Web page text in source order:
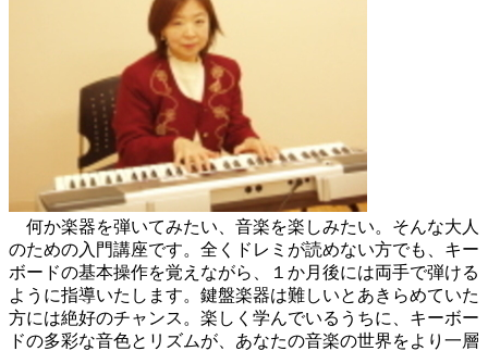
何か楽器を弾いてみたい、音楽を楽しみたい。そんな大人
のための入門講座です。全くドレミが読めない方でも、キー
ボードの基本操作を覚えながら、１か月後には両手で弾ける
ように指導いたします。鍵盤楽器は難しいとあきらめていた
方には絶好のチャンス。楽しく学んでいるうちに、キーボー
ドの多彩な音色とリズムが、あなたの音楽の世界をより一層